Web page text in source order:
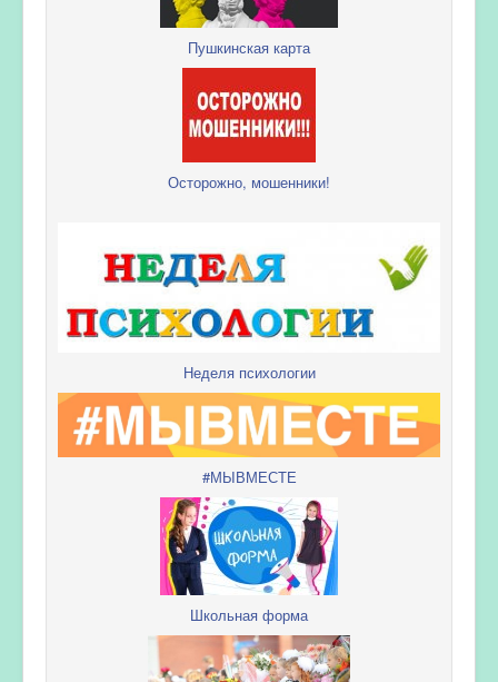
Пушкинская карта
Осторожно, мошенники!
Неделя психологии
#МЫВМЕСТЕ
Школьная форма